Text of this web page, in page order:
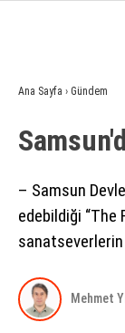
GÜNDEM
EKONOMI
SIYASET
SPOR
Ana Sayfa › Gündem
– Samsun
edebildiği “The
sanatseverlerin
Mehmet